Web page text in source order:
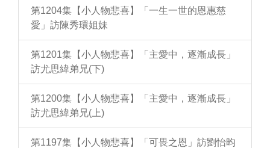
第1204集【小人物悲喜】「一生一世的恩惠慈
愛」訪陳秀環姐妹
第1201集【小人物悲喜】「主愛中，逐漸成長」
訪尤思緯弟兄(下)
第1200集【小人物悲喜】「主愛中，逐漸成長」
訪尤思緯弟兄(上)
第1197集【小人物悲喜】「可畏之恩」訪劉怡昀